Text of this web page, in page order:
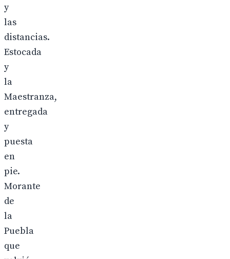
y
las
distancias.
Estocada
y
la
Maestranza,
entregada
y
puesta
en
pie.
Morante
de
la
Puebla
que